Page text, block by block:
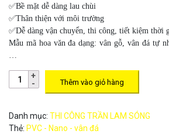
✅Bề mặt dễ dàng lau chùi
✅Thân thiện với môi trường
✅Dễ dàng vận chuyển, thi công, tiết kiệm thời
Mẫu mã hoa văn đa dạng: vân gỗ, vân đá tự
…
Thêm vào giỏ hàng
Danh mục: THI CÔNG TRẦN LAM SÓNG
Thẻ: PVC - Nano - vân đá